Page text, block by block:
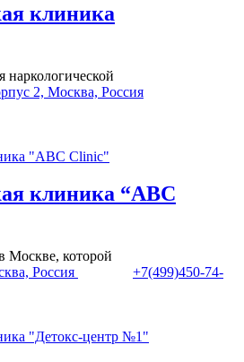
клиника
наркологической
2, Москва, Россия
клиника “ABC
Москве, которой
Россия
+7(499)450-74-